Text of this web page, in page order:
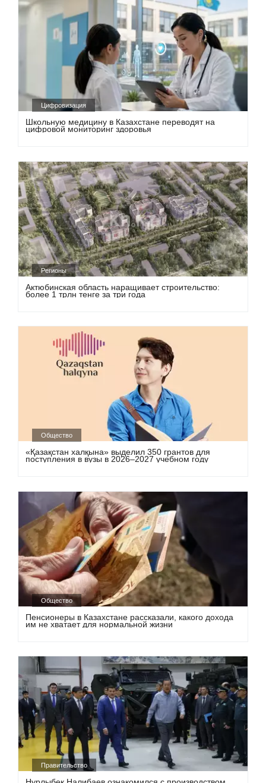
Цифровизация
Школьную медицину в Казахстане переводят на
цифровой мониторинг здоровья
Регионы
Актюбинская область наращивает строительство:
более 1 трлн тенге за три года
Общество
«Қазақстан халқына» выделил 350 грантов для
поступления в вузы в 2026–2027 учебном году
Общество
Пенсионеры в Казахстане рассказали, какого дохода
им не хватает для нормальной жизни
Правительство